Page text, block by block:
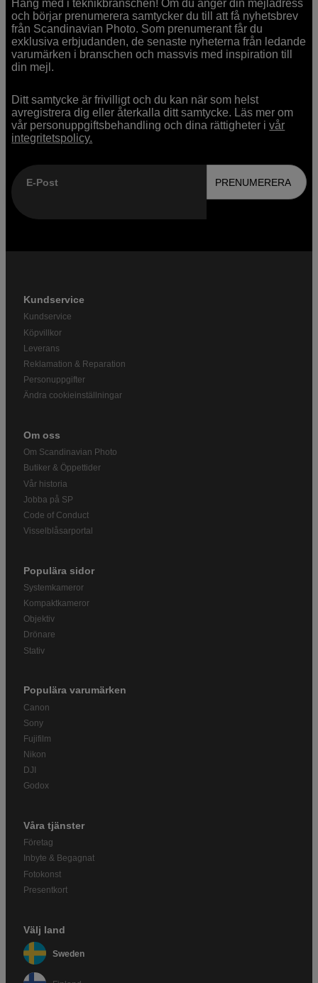
Häng med i teknikbranschen! Om du anger din mejladress
och börjar prenumerera samtycker du till att få nyhetsbrev
från Scandinavian Photo. Som prenumerant får du
exklusiva erbjudanden, de senaste nyheterna från ledande
varumärken i branschen och massvis med inspiration till
din mejl.
Ditt samtycke är frivilligt och du kan när som helst
avregistrera dig eller återkalla ditt samtycke. Läs mer om
vår personuppgiftsbehandling och dina rättigheter ivår
integritetspolicy.
E-Post PRENUMERERA
Kundservice
Kundservice
Köpvillkor
Leverans
Reklamation & Reparation
Personuppgifter
Ändra cookieinställningar
Om oss
Om Scandinavian Photo
Butiker & Öppettider
Vår historia
Jobba på SP
Code of Conduct
Visselblåsarportal
Populära sidor
Systemkameror
Kompaktkameror
Objektiv
Drönare
Stativ
Populära varumärken
Canon
Sony
Fujifilm
Nikon
DJI
Godox
Våra tjänster
Företag
Inbyte & Begagnat
Fotokonst
Presentkort
Välj land
Sweden